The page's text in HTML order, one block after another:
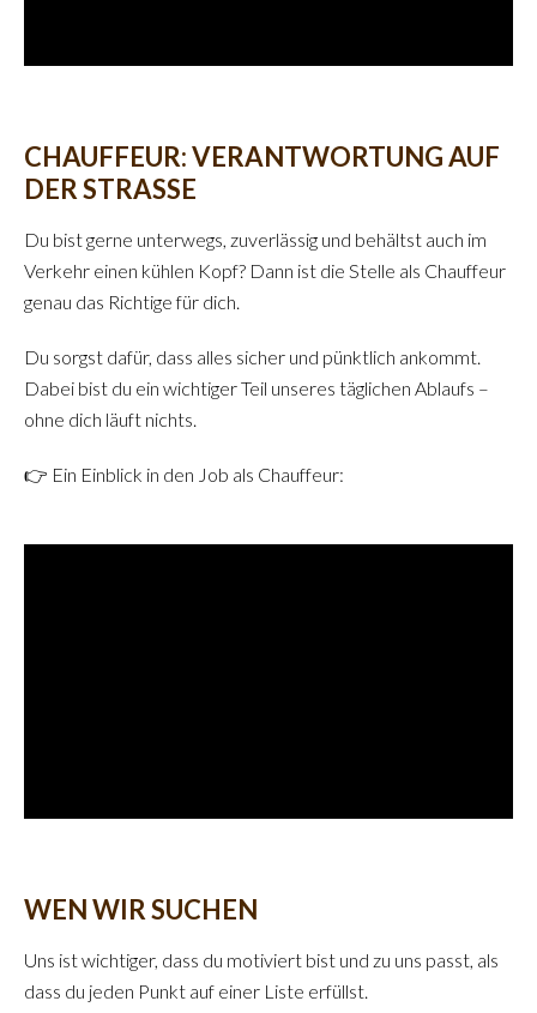
CHAUFFEUR: VERANTWORTUNG AUF
DER STRASSE
Du bist gerne unterwegs, zuverlässig und behältst auch im
Verkehr einen kühlen Kopf? Dann ist die Stelle als Chauffeur
genau das Richtige für dich.
Du sorgst dafür, dass alles sicher und pünktlich ankommt.
Dabei bist du ein wichtiger Teil unseres täglichen Ablaufs –
ohne dich läuft nichts.
👉 Ein Einblick in den Job als Chauffeur:
WEN WIR SUCHEN
Uns ist wichtiger, dass du motiviert bist und zu uns passt, als
dass du jeden Punkt auf einer Liste erfüllst.